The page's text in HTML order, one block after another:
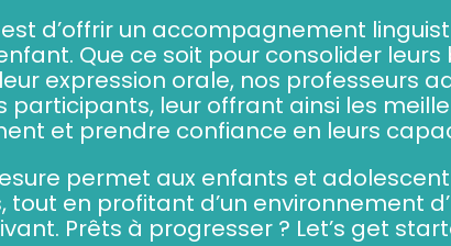
d’offrir un accompagnement
Que ce soit pour consolider
expression orale, nos professeurs
participants, leur offrant ainsi les
et prendre confiance en leurs
permet aux enfants et
en profitant d’un environnement
Prêts à progresser ? Let’s get